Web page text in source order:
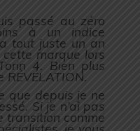
passé au zéro
à un indice
tout juste un an
marque lors
4. Bien plus
RÉVÉLATION.
que depuis je ne
Si je n’ai pas
transition comme